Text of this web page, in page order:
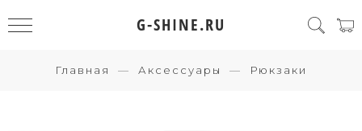
G-SHINE.RU
Главная Аксессуары Рюкзаки